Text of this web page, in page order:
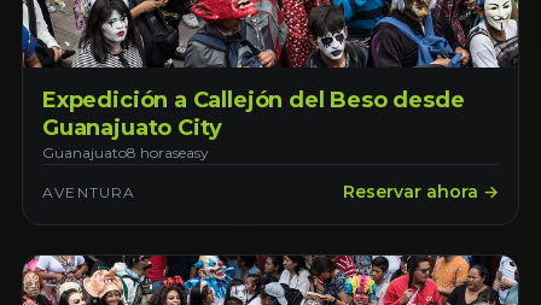
Expedición a Callejón del Beso desde
Guanajuato City
Guanajuato8 horaseasy
AVENTURA Reservar ahora →